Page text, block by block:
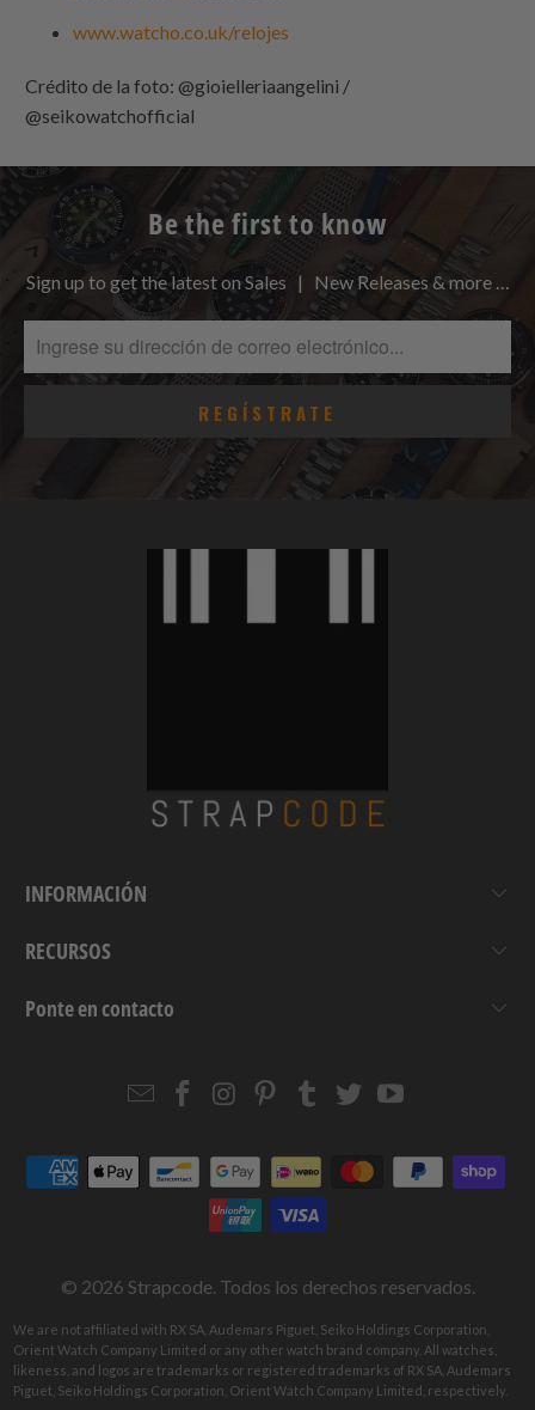
www.watcho.co.uk/relojes
Crédito de la foto: @gioielleriaangelini /
@seikowatchofficial
Be the first to know
Sign up to get the latest on Sales | New Releases & more …
INFORMACIÓN
RECURSOS
Ponte en contacto
EmailStrapcode
Facebook
Strapcode
Instagram
Strapcode
Pinterest
Strapcode
Tumblr
Strapcode
TwitterYouTube
© 2026 Strapcode. Todos los derechos reservados.
We are not affiliated with RX SA, Audemars Piguet, Seiko Holdings Corporation,
Orient Watch Company Limited or any other watch brand company. All watches,
likeness, and logos are trademarks or registered trademarks of RX SA, Audemars
Piguet, Seiko Holdings Corporation, Orient Watch Company Limited, respectively.